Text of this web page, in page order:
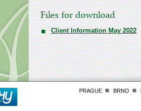
Files for download
Client Information May 2022
PRAGUE BRNO